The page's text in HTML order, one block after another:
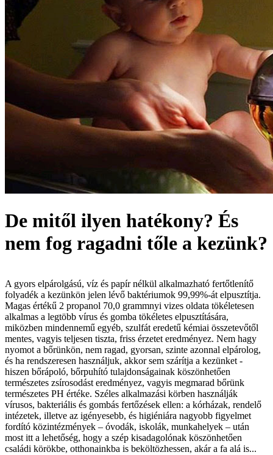
De mitől ilyen hatékony? És
nem fog ragadni tőle a kezünk?
A gyors elpárolgású, víz és papír nélkül alkalmazható fertőtlenítő
folyadék a kezünkön jelen lévő baktériumok 99,99%-át elpusztítja.
Magas értékű 2 propanol 70,0 grammnyi vizes oldata tökéletesen
alkalmas a legtöbb vírus és gomba tökéletes elpusztítására,
miközben mindennemű egyéb, szulfát eredetű kémiai összetevőtől
mentes, vagyis teljesen tiszta, friss érzetet eredményez. Nem hagy
nyomot a bőrünkön, nem ragad, gyorsan, szinte azonnal elpárolog,
és ha rendszeresen használjuk, akkor sem szárítja a kezünket -
hiszen bőrápoló, bőrpuhító tulajdonságainak köszönhetően
természetes zsírosodást eredményez, vagyis megmarad bőrünk
természetes PH értéke. Széles alkalmazási körben használják
vírusos, bakteriális és gombás fertőzések ellen: a kórházak, rendelő
intézetek, illetve az igényesebb, és higiéniára nagyobb figyelmet
fordító közintézmények – óvodák, iskolák, munkahelyek – után
most itt a lehetőség, hogy a szép kisadagolónak köszönhetően
családi körökbe, otthonainkba is beköltözhessen, akár a fa alá is...